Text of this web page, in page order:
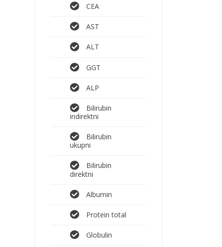
CEA
AST
ALT
GGT
ALP
Bilirubin
indirektni
Bilirubin
ukupni
Bilirubin
direktni
Albumin
Protein total
Globulin